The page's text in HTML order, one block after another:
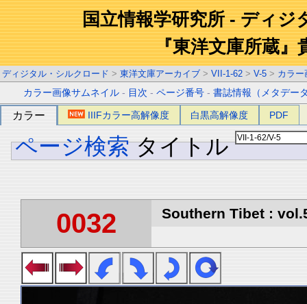
国立情報学研究所 - ディジ
『東洋文庫所蔵』
ディジタル・シルクロード > 東洋文庫アーカイブ > VII-1-62 > V-5 > カラー
カラー画像サムネイル - 目次 -ページ番号 -書誌情報（メタデー
カラー IIIFカラー高解像度 白黒高解像度 PDF
ページ検索 タイトル
0032 Southern Tibet :